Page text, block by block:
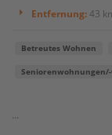
Entfernung:43
Betreutes Wohnen
...